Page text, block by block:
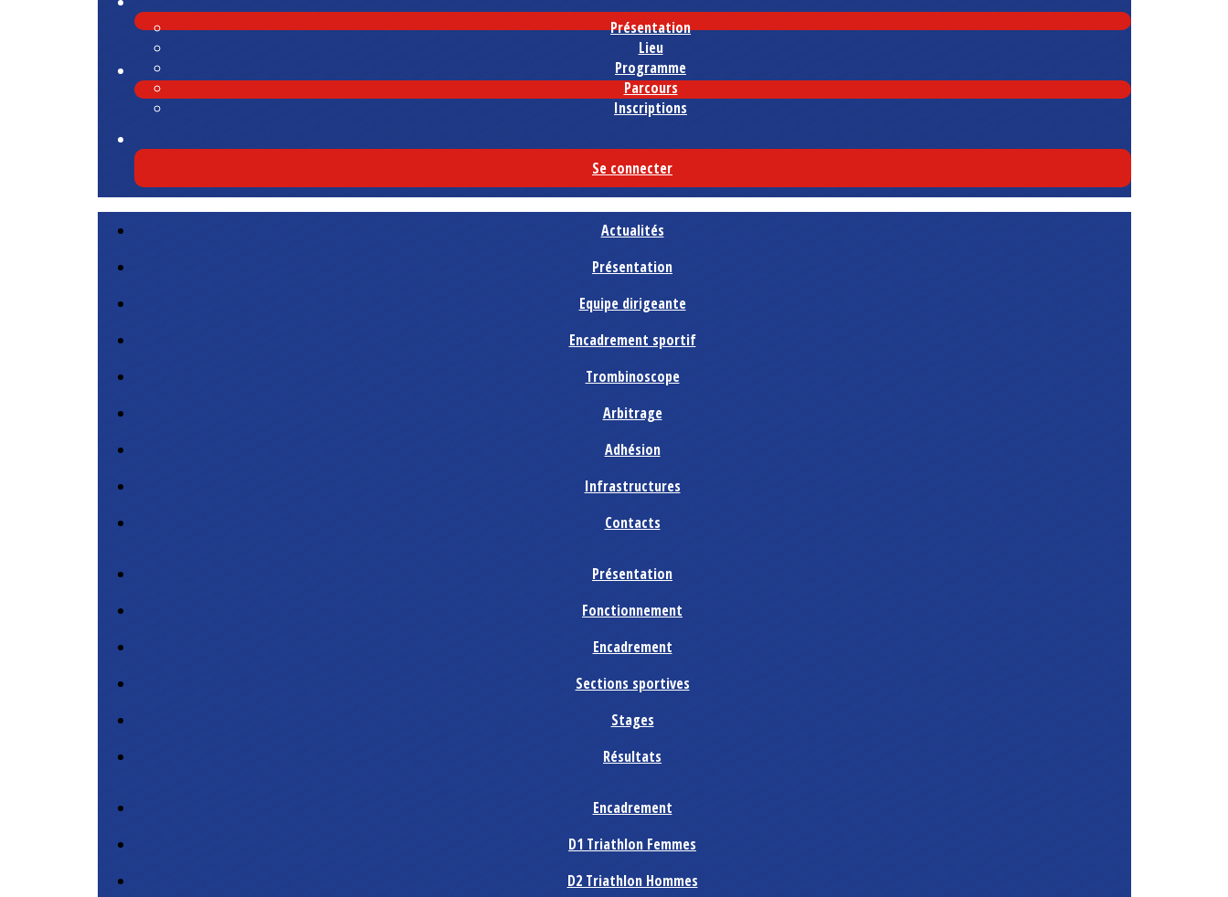
Présentation
Lieu
Programme
Parcours
Inscriptions
Se connecter
Actualités
Présentation
Equipe dirigeante
Encadrement sportif
Trombinoscope
Arbitrage
Adhésion
Infrastructures
Contacts
Présentation
Fonctionnement
Encadrement
Sections sportives
Stages
Résultats
Encadrement
D1 Triathlon Femmes
D2 Triathlon Hommes